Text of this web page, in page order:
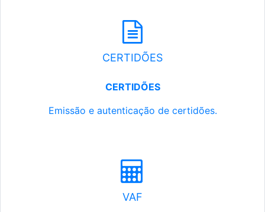
CERTIDÕES
CERTIDÕES
Emissão e autenticação de certidões.
VAF